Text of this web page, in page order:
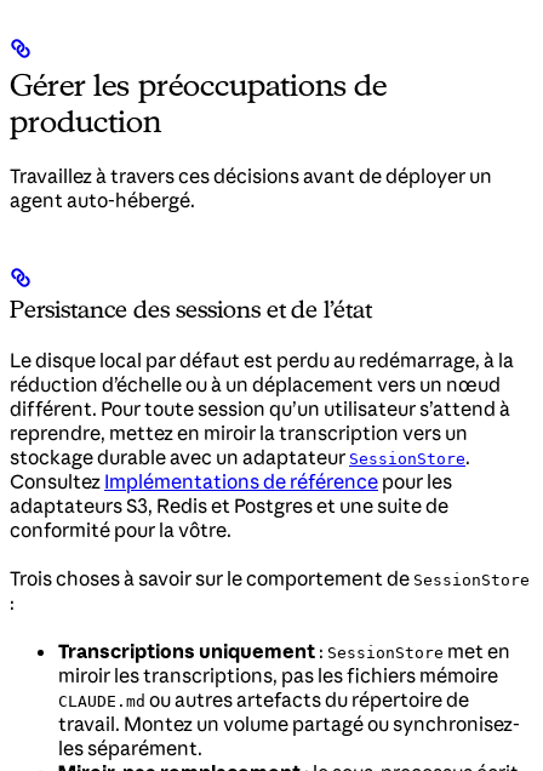
Gérer les préoccupations de
production
Travaillez à travers ces décisions avant de déployer un
agent auto-hébergé.
Persistance des sessions et de l’état
Le disque local par défaut est perdu au redémarrage, à la
réduction d’échelle ou à un déplacement vers un nœud
différent. Pour toute session qu’un utilisateur s’attend à
reprendre, mettez en miroir la transcription vers un
stockage durable avec un adaptateur SessionStore.
Consultez Implémentations de référence pour les
adaptateurs S3, Redis et Postgres et une suite de
conformité pour la vôtre.
Trois choses à savoir sur le comportement de SessionStore
:
Transcriptions uniquement : SessionStore met en
miroir les transcriptions, pas les fichiers mémoire
CLAUDE.md ou autres artefacts du répertoire de
travail. Montez un volume partagé ou synchronisez-
les séparément.